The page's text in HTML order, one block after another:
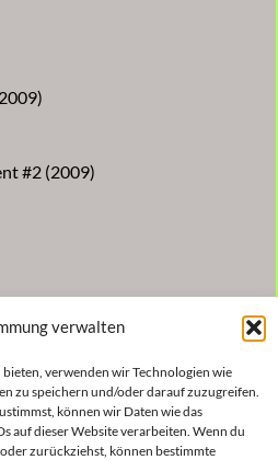
verwalten
verwenden wir Technologien wie
zu speichern und/oder darauf zuzugreifen.
können wir Daten wie das
auf dieser Website verarbeiten. Wenn du
zurückziehst, können bestimmte
#2 (2009)